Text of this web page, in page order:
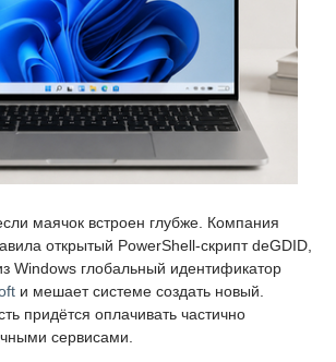
маячок встроен глубже. Компания
открытый PowerShell-скрипт deGDID,
Windows глобальный идентификатор
и мешает системе создать новый.
придётся оплачивать частично
сервисами.